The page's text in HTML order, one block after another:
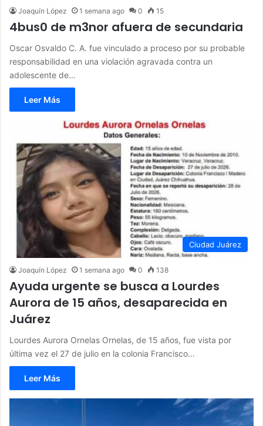
Joaquín López 1 semana ago 0 15
4bus0 de m3nor afuera de secundaria
Oscar Osvaldo C. A. fue vinculado a proceso por su probable
responsabilidad en una violación agravada contra un
adolescente de…
Leer Más
Ciudad Juárez
Joaquín López 1 semana ago 0 138
Ayuda urgente se busca a Lourdes
Aurora de 15 años, desaparecida en
Juárez
Lourdes Aurora Ornelas Ornelas, de 15 años, fue vista por
última vez el 27 de julio en la colonia Francisco…
Leer Más